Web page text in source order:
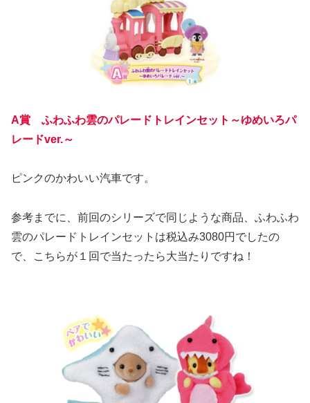
A賞 ふわふわ雲のパレードトレインセット～ゆめいろパ
レードver.～
ピンクのかわいい汽車です。
参考までに、前回のシリーズで同じような商品、ふわふわ
雲のパレードトレインセットは税込み3080円でしたの
で、こちらが１回で当たったら大当たりですね！